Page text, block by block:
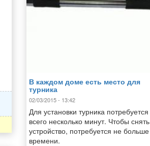
В каждом доме есть место для
турника
02/03/2015 - 13:42
Для установки турника потребуется
всего несколько минут. Чтобы снять
устройство, потребуется не больше
времени.